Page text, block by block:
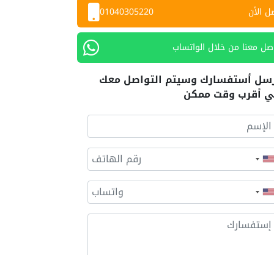
الأن 01040305220
معنا من خلال الواتساب
أستفسارك وسيتم التواصل معك
أقرب وقت ممكن